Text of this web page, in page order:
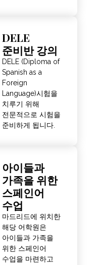
DELE
준비반 강의
DELE (Diploma of
Spanish as a
Foreign
Language)시험을
치루기 위해
전문적으로 시험을
준비하게 됩니다.
아이들과
가족을 위한
스페인어
수업
마드리드에 위치한
해당 어학원은
아이들과 가족을
위한 스페인어
수업을 마련하고